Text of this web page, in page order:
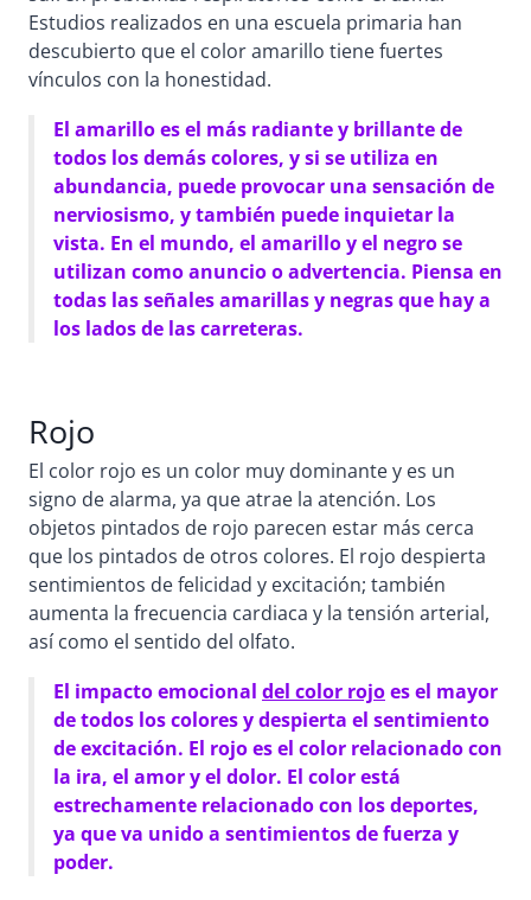
Estudios realizados en una escuela primaria han
descubierto que el color amarillo tiene fuertes
vínculos con la honestidad.
El amarillo es el más radiante y brillante de
todos los demás colores, y si se utiliza en
abundancia, puede provocar una sensación de
nerviosismo, y también puede inquietar la
vista. En el mundo, el amarillo y el negro se
utilizan como anuncio o advertencia. Piensa en
todas las señales amarillas y negras que hay a
los lados de las carreteras.
Rojo
El color rojo es un color muy dominante y es un
signo de alarma, ya que atrae la atención. Los
objetos pintados de rojo parecen estar más cerca
que los pintados de otros colores. El rojo despierta
sentimientos de felicidad y excitación; también
aumenta la frecuencia cardiaca y la tensión arterial,
así como el sentido del olfato.
El impacto emocional del color rojoes el mayor
de todos los colores y despierta el sentimiento
de excitación. El rojo es el color relacionado con
la ira, el amor y el dolor. El color está
estrechamente relacionado con los deportes,
ya que va unido a sentimientos de fuerza y
poder.